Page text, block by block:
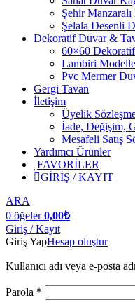
Şehir Manzaralı
Şelala Desenli
Dekoratif Duvar &
60×60
Lambiri
Pvc Mermer
Gergi Tavan
İletişim
Üyelik
İade, Değişim,
Mesafeli Satış
Yardımcı Ürünler
FAVORİLER
GİRİŞ / KAYIT
ARA
0 öğeler 0,00₺
Giriş / Kayıt
Giriş YapHesap oluştur
Kullanıcı adı veya e-posta
Parola *